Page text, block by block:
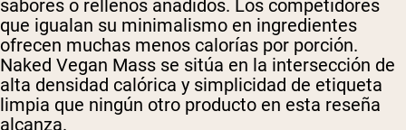
sabores o rellenos añadidos. Los competidores
que igualan su minimalismo en ingredientes
ofrecen muchas menos calorías por porción.
Naked Vegan Mass se sitúa en la intersección de
alta densidad calórica y simplicidad de etiqueta
limpia que ningún otro producto en esta reseña
alcanza.